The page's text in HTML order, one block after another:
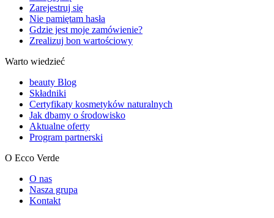
Zarejestruj się
Nie pamiętam hasła
Gdzie jest moje zamówienie?
Zrealizuj bon wartościowy
Warto wiedzieć
beauty Blog
Składniki
Certyfikaty kosmetyków naturalnych
Jak dbamy o środowisko
Aktualne oferty
Program partnerski
O Ecco Verde
O nas
Nasza grupa
Kontakt